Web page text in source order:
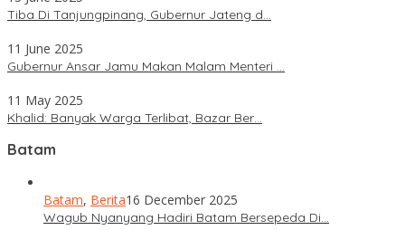
Tiba Di Tanjungpinang, Gubernur Jateng d…
11 June 2025
Gubernur Ansar Jamu Makan Malam Menteri …
11 May 2025
Khalid: Banyak Warga Terlibat, Bazar Ber…
Batam
Batam, Berita16 December 2025
Wagub Nyanyang Hadiri Batam Bersepeda Di…